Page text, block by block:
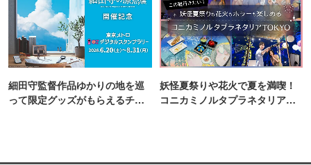
細田守監督作品ゆかりの地を巡
って限定グッズがもらえるチャ
妖怪夏祭りや花火で夏を満喫！
コニカミノルタプラネタリア